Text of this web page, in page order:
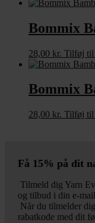
Bommix
28,00 kr. Tilføj
Bommix
28,00 kr. Tilføj
Få 15% på dit
Tilmeld dig Yarn
og tilbud i din e-
Når du tilmelder
rabatkode med dit